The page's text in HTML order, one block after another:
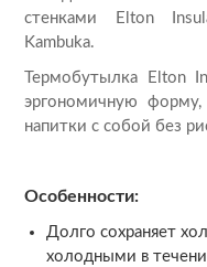
стенками Elton
Kambuka.
Термобутылка Elton
эргономичную
напитки с собой без
Особенности:
Долго сохраняет
холодными в